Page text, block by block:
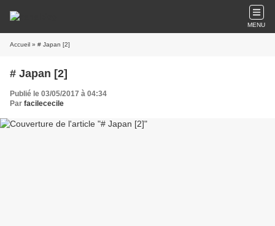
MENU
Accueil » # Japan [2]
# Japan [2]
Publié le 03/05/2017 à 04:34
Par facilececile